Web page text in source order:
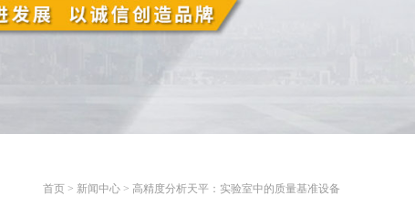
首页 > 新闻中心 > 高精度分析天平：实验室中的质量基准设备